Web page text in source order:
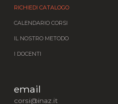
RICHIEDI CATALOGO
CALENDARIO CORSI
IL NOSTRO METODO
I DOCENTI
email
corsi@inaz.it